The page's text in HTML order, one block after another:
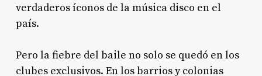
verdaderos íconos de la música disco en el
país.
Pero la fiebre del baile no solo se quedó en los
clubes exclusivos. En los barrios y colonias